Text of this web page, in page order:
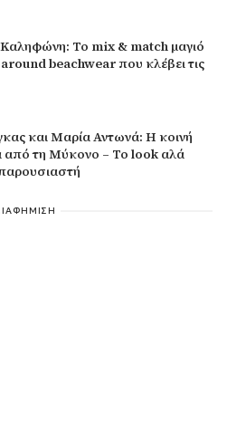
Το mix & match μαγιό
beachwear που κλέβει τις
και Μαρία Αντωνά: Η κοινή
από τη Μύκονο – Το look αλά